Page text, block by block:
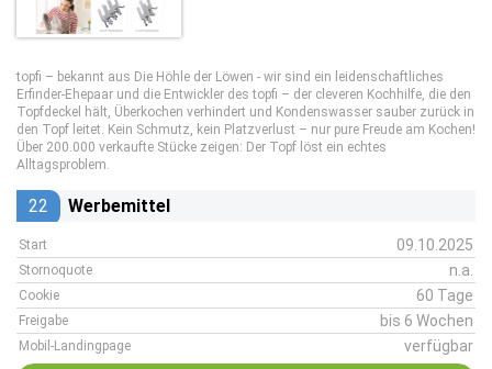
topfi – bekannt aus Die Höhle der Löwen - wir sind ein leidenschaftliches
Erfinder-Ehepaar und die Entwickler des topfi – der cleveren Kochhilfe, die den
Topfdeckel hält, Überkochen verhindert und Kondenswasser sauber zurück in
den Topf leitet. Kein Schmutz, kein Platzverlust – nur pure Freude am Kochen!
Über 200.000 verkaufte Stücke zeigen: Der Topf löst ein echtes
Alltagsproblem.
22 Werbemittel
Start 09.10.2025
Stornoquote n.a.
Cookie 60 Tage
Freigabe bis 6 Wochen
Mobil-Landingpage verfügbar